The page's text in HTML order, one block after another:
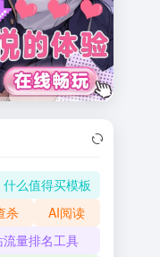
什么值得买模板
杀
AI阅读
流量排名工具